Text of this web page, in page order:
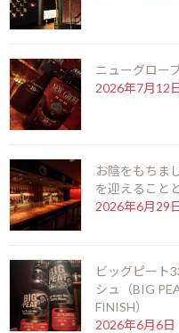
ロングモーン23年（
2021年10月1日
御岳
2026年8月6日
お盆期間の営
2026年7月25日
ニューグロー
2026年7月12
お陰をもちま
を迎えること
2026年6月29
ビッグピート
シュ（BIG
FINISH）
2026年6月6日